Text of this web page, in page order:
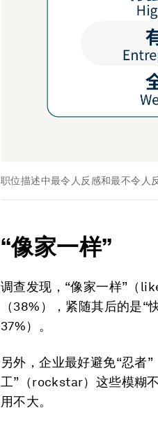
职位描述中最令人反感和最不令人
“像家一样”
调查发现，“像家一样”（
（38%），紧随其后的是
37%）。
另外，企业最好避免“忍者
工”（rockstar）这些模糊
用不大。